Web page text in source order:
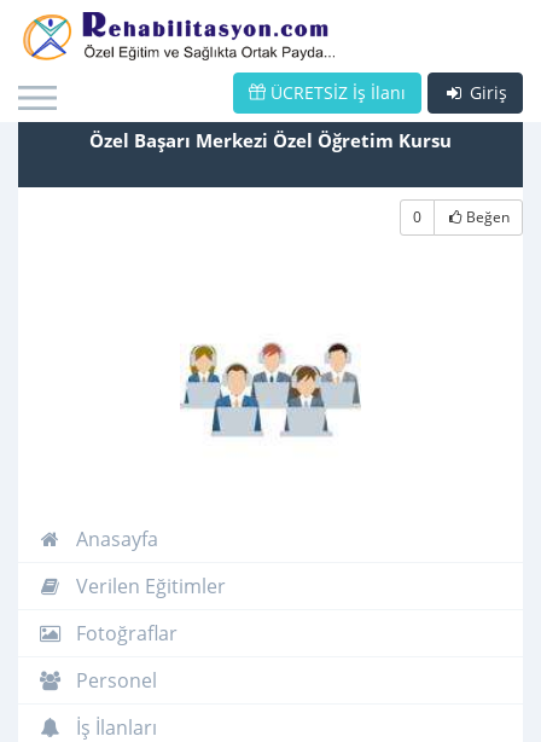
Giriş
ÜCRETSİZ İş İlanı
Özel Başarı Merkezi Özel Öğretim Kursu
0 Beğen
Anasayfa
Verilen Eğitimler
Fotoğraflar
Personel
İş İlanları